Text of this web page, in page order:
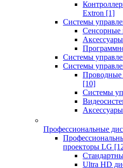
Extron [1]
Системы
Сенсорные
Системы
Системы
Проводные
[10]
Системы
Профессиональные
проекторы LG
Ultra HD